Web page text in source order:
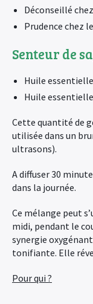
Déconseillé
Prudence chez
Senteur de
Huile
Huile essentielle
Cette quantité de
utilisée dans un
ultrasons).
A diffuser 30
dans la journée.
Ce mélange peut
midi, pendant le
synergie
tonifiante. Elle
Pour qui ?